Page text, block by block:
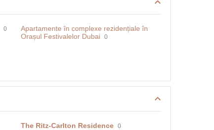
0
Apartamente în complexe rezidențiale în
Orașul Festivalelor Dubai
0
The Ritz-Carlton Residence 0